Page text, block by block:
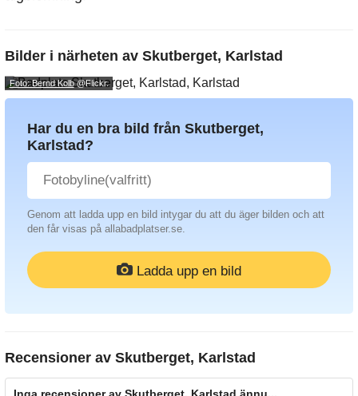
Bilder i närheten av Skutberget, Karlstad
Foto: Bernd Kolb@Flickr.
Har du en bra bild från Skutberget,
Karlstad?
Genom att ladda upp en bild intygar du att du äger bilden och att
den får visas på allabadplatser.se.
Ladda upp en bild
Recensioner av Skutberget, Karlstad
Inga recensioner av Skutberget, Karlstad ännu...